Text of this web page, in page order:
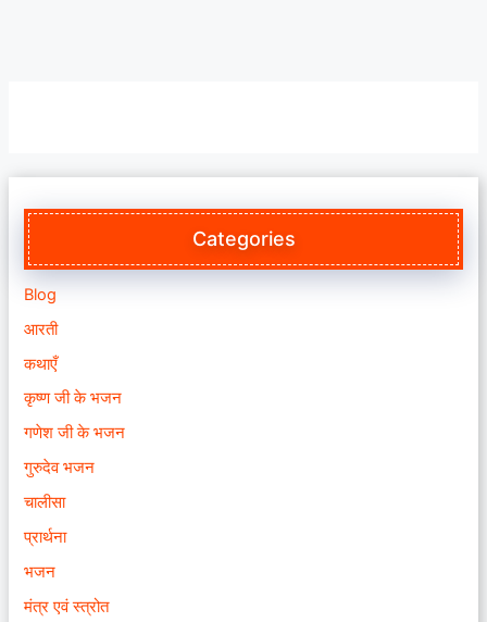
Categories
Blog
आरती
कथाएँ
कृष्ण जी के भजन
गणेश जी के भजन
गुरुदेव भजन
चालीसा
प्रार्थना
भजन
मंत्र एवं स्त्रोत